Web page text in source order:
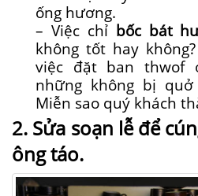
ống hương.
– Việc chỉ bốc bát
không tốt hay
việc đặt ban thwof
những không bị
Miễn sao quý khách
2. Sửa soạn lễ để
ông táo.